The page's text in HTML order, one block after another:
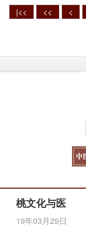
|<< << <
桃文化与医
19年03月29日